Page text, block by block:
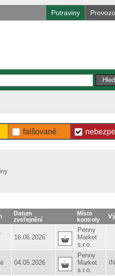
Potraviny
falšované
Datum
zveřejnění
Místo
kontroly
16.06.2026
Penny
Market
s.r.o.
04.05.2026
Penny
Market
s.r.o.